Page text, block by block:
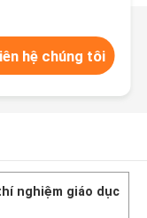
hệ chúng tôi
nghiệm giáo dục